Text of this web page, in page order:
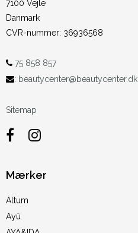
7100 Vejle
Danmark
CVR-nummer: 36936568
75 858 857
: beautycenter@beautycenter.dk
Sitemap
Mærker
Altum
Ayû